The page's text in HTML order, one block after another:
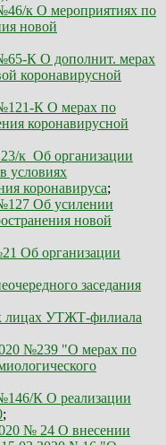
к О мероприятиях по
новой
К О дополнит. мерах
коронавирусной
К О мерах по
коронавирусной
к Об организации
условиях
коронавируса;
Об усилении
новой
Об организации
заседания
лицах УТЖТ-филиала
№239 "О мерах по
К О реализации
;
№ 24 О внесении